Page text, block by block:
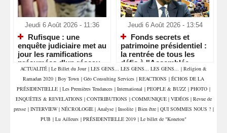
Jeudi 6 Août 2026 - 11:36
Rufisque : une
enquête judiciaire met au
jour les ramifications
présumées d'un réseau
de sextorsion, de
proxénétisme et de trafic
de stupéfiants
Jeudi 6 Août 2026 - 13:54
Fonds secrets et
patrimoine présidentiel :
la rentrée de tous les
défis à l'Assemblée
ACTUALITÉ | Le Billet du Jour | LES GENS... LES GENS... LES GENS... | Religion &
Ramadan 2020 | Boy Town | Géo Consulting Services | REACTIONS | ÉCHOS DE LA
PRÉSIDENTIELLE | Les Premières Tendances | International | PEOPLE & BUZZ | PHOTO |
ENQUÊTES & REVELATIONS | CONTRIBUTIONS | COMMUNIQUE | VIDÉOS | Revue de
presse | INTERVIEW | NÉCROLOGIE | Analyse | Insolite | Bien être | QUI SOMMES NOUS ? |
PUB | Lu Ailleurs | PRÉSIDENTIELLE 2019 | Le billet de "Konetou"